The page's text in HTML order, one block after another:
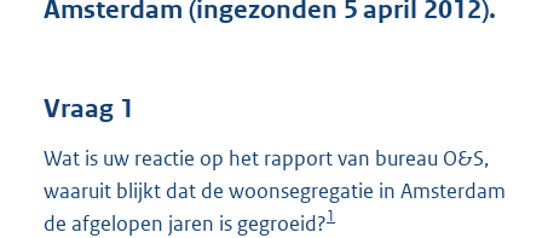
t
K
b
Amsterdam (ingezonden 5 april 2012).
Vraag 1
Wat is uw reactie op het rapport van bureau O&S,
waaruit blijkt dat de woonsegregatie in Amsterdam
de afgelopen jaren is gegroeid?1